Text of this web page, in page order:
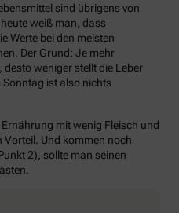
sind übrigens von
weiß man, dass
Werte bei den meisten
Der Grund: Je mehr
weniger stellt die Leber
ist also nichts
mit wenig Fleisch und
Vorteil. Und kommen noch
2), sollte man seinen